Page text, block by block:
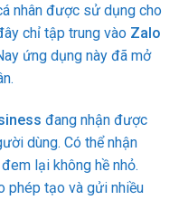
nhân được sử dụng cho
chỉ tập trung vào Zalo
ứng dụng này đã mở
đang nhận được
dùng. Có thể nhận
lại không hề nhỏ.
phép tạo và gửi nhiều